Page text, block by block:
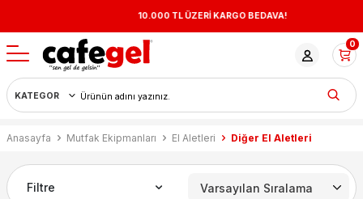
10.000 TL ÜZERİ KARGO BEDAVA!
0
Anasayfa Mutfak Ekipmanları El Aletleri Diğer El Aletleri
Filtre